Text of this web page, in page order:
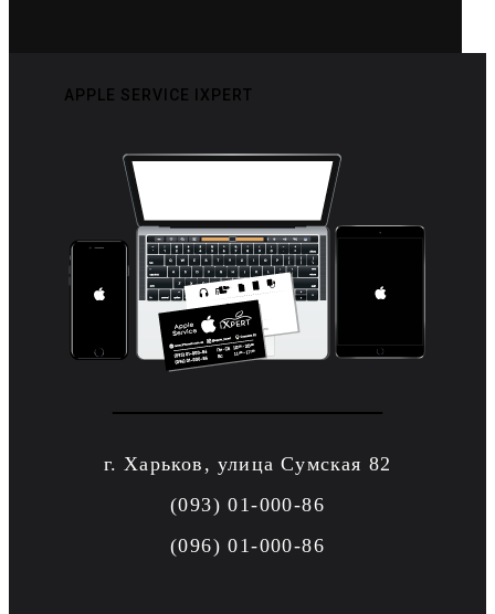
APPLE SERVICE IXPERT
г. Харьков, улица Сумская 82
(093) 01-000-86
(096) 01-000-86